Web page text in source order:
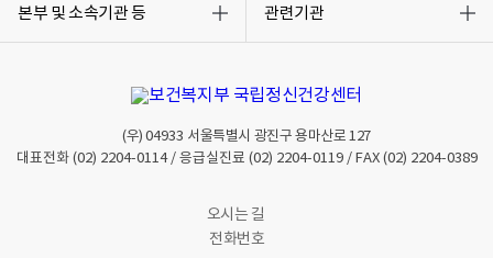
본부 및 소속기관 등
기
관련기관
기
(우)04933 서울특별시 광진구 용마산로 127
대표전화 (02) 2204-0114/ 응급실진료 (02) 2204-0119/ FAX (02) 2204-0389
오시는 길
전화번호